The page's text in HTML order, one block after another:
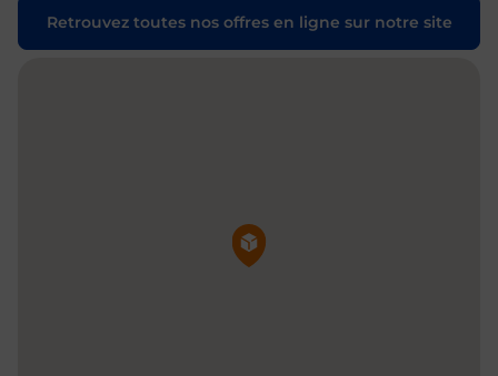
Retrouvez toutes nos offres en ligne sur notre site
Pin de la carte